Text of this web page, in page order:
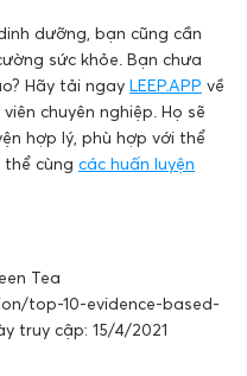
dưỡng, bạn cũng cần
sức khỏe. Bạn chưa
Hãy tải ngay LEEP.APP về
chuyên nghiệp. Họ sẽ
hợp lý, phù hợp với thể
thể cùng các huấn luyện
Tea
top-10-evidence-based-
truy cập: 15/4/2021